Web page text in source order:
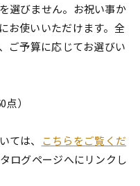
選びません。お祝い事か
お使いいただけます。全
ご予算に応じてお選びい
）
は、
こちらをご覧くだ
ログページへにリンクし